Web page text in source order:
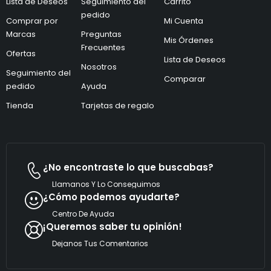
Comprar por
Marcas
Ofertas
Seguimiento del
pedido
Tienda
pedido
Preguntas
Frecuentes
Nosotros
Ayuda
Tarjetas de regalo
Mi Cuenta
Mis Órdenes
Lista de Deseos
Comparar
r
e
o
e
e
c
t
r
n
e
t
r
n
c
o
¿No encontraste lo que buscabas?
Llamanos Y Lo Conseguimos
¿Cómo podemos ayudarte?
Centro De Ayuda
¡Queremos saber tu opinión!
Dejanos Tus Comentarios